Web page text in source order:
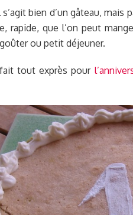
bien d’un gâteau, mais
rapide, que l’on peut
ou petit déjeuner.
tout exprès pour